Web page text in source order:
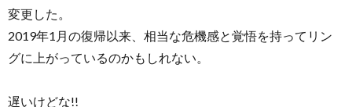
変更した。
2019年1月の復帰以来、相当な危機感と覚悟を持ってリン
グに上がっているのかもしれない。
遅いけどな!!